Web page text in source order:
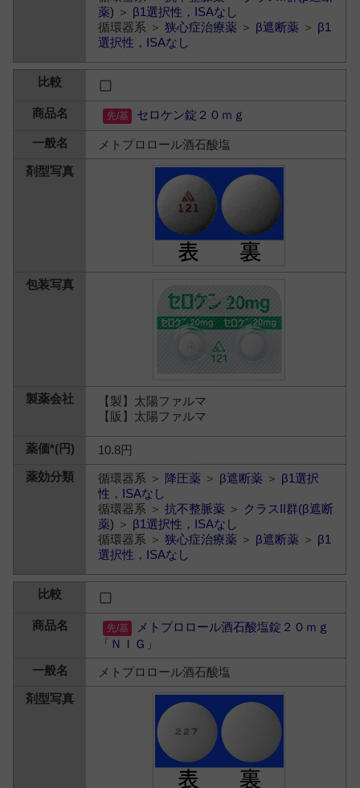
薬) ＞ β1選択性，ISAなし
循環器系 ＞狭心症治療薬 ＞ β遮断薬 ＞ β1
選択性，ISAなし
セロケン錠２０ｍｇ
メトプロロール酒石酸塩
【製】太陽ファルマ
【販】太陽ファルマ
10.8円
循環器系 ＞ 降圧薬 ＞ β遮断薬 ＞ β1選択
性，ISAなし
循環器系 ＞抗不整脈薬 ＞ クラスII群(β遮断
薬) ＞ β1選択性，ISAなし
循環器系 ＞狭心症治療薬 ＞ β遮断薬 ＞ β1
選択性，ISAなし
メトプロロール酒石酸塩錠２０ｍｇ
「ＮＩＧ」
メトプロロール酒石酸塩